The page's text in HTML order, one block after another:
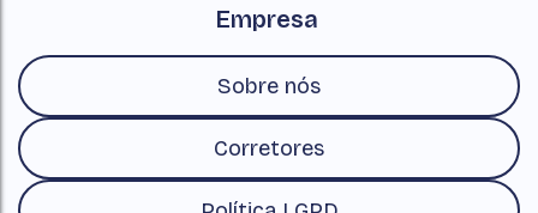
Empresa
Sobre nós
Corretores